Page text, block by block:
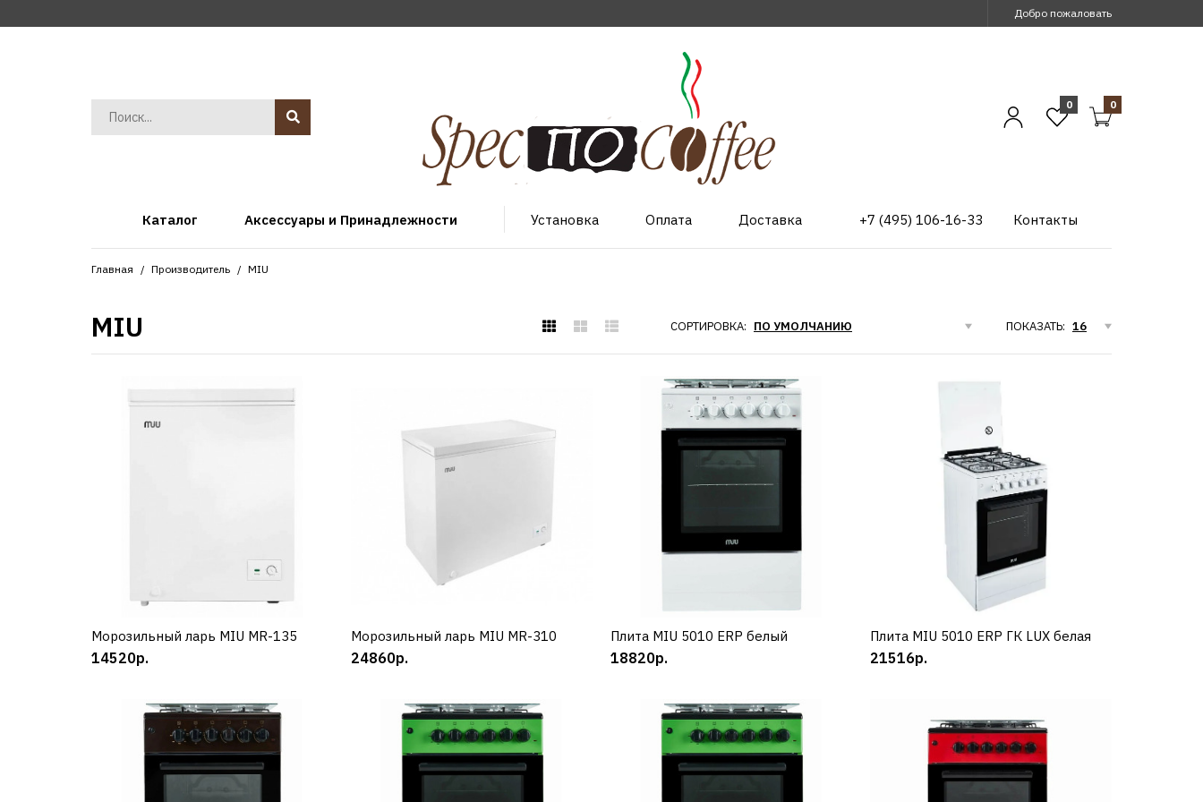
Добро пожаловать
0 0
Каталог Аксессуары и Принадлежности Установка Оплата Доставка +7 (495) 106-16-33 Контакты
Главная Производитель MIU
MIU СОРТИРОВКА: ПОКАЗАТЬ:
Морозильный ларь MIU
14520р.
ДОБАВИТЬ В ПОЖЕЛАНИЯ
Морозильный ларь MIU
КУПИТЬ
Морозильный ларь MIU MR-135
14520р.
КУПИТЬ
Морозильный ларь MIU MR-310
24860р.
КУПИТЬ
Плита MIU 5010 ERP белый
18820р.
КУПИТЬ
Плита MIU 5010 ERP ГК LUX белая
21516р.